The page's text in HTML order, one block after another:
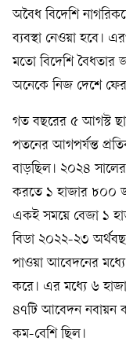
অবৈধ বিদেশি
ব্যবস্থা নেওয়া হবে।
মতো বিদেশি বৈধতার
অনেকে নিজ দেশে
গত বছরের ৫ আগস্ট
পতনের আগপর্যন্ত
বাড়ছিল। ২০২৪ সালের
করতে ১ হাজার ৮০০
একই সময়ে বেজা ১
বিডা ২০২২-২৩
পাওয়া আবেদনের
করে। এর মধ্যে ৬
৪৭টি আবেদন নবায়ন
কম-বেশি ছিল।